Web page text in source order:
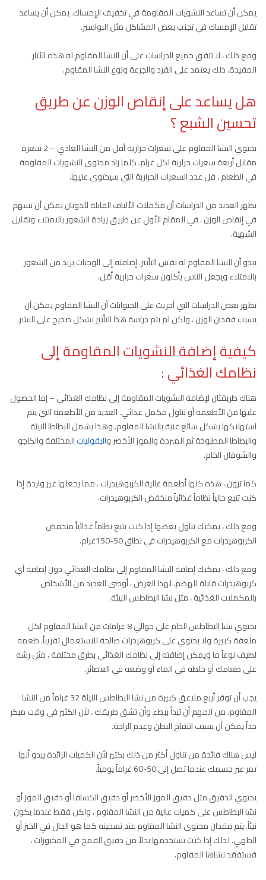
يمكن أن تساعد النشويات المقاومة في تخفيف الإمساك. يمكن أن يساعد
تقليل الإمساك في تجنب بعض المشاكل مثل البواسير.
ومع ذلك ، لا تتفق جميع الدراسات على أن النشا المقاوم له هذه الآثار
المفيدة. ذلك يعتمد على الفرد والجرعة ونوع النشا المقاوم.
هل يساعد على إنقاص الوزن عن طريق
تحسين الشبع؟
يحتوي النشا المقاوم على سعرات حرارية أقل من النشا العادي – 2 سعرة
مقابل أربعة سعرات حرارية لكل غرام. كلما زاد محتوى النشويات المقاومة
في الطعام ، قل عدد السعرات الحرارية التي سيحتوي عليها.
تظهر العديد من الدراسات أن مكملات الألياف القابلة للذوبان يمكن أن تسهم
في إنقاص الوزن ، في المقام الأول عن طريق زيادة الشعور بالامتلاء وتقليل
الشهية.
يبدو أن النشا المقاوم له نفس التأثير. إضافته إلى الوجبات يزيد من الشعور
بالامتلاء ويجعل الناس يأكلون سعرات حرارية أقل.
تظهر بعض الدراسات التي أجريت على الحيوانات أن النشا المقاوم يمكن أن
يسبب فقدان الوزن ، ولكن لم يتم دراسة هذا التأثير بشكل صحيح على البشر.
كيفية إضافة النشويات المقاومة إلى
نظامك الغذائي :
هناك طريقتان لإضافة النشويات المقاومة إلى نظامك الغذائي – إما الحصول
عليها من الأطعمة أو تناول مكمل غذائي. العديد من الأطعمة التي يتم
استهلاكها بشكل شائع غنية بالنشا المقاوم. وهذا يشمل البطاطا النيئة
والبطاطا المطبوخة ثم المبردة والموز الأخضر والبقولياتالمختلفة والكاجو
والشوفان الخام.
كما ترون ، هذه كلها أطعمة عالية الكربوهيدرات ، مما يجعلها غير واردة إذا
كنت تتبع حالياً نظاماً غذائياً منخفض الكربوهيدرات.
ومع ذلك ، يمكنك تناول بعضها إذا كنت تتبع نظاماً غذائياً منخفض
الكربوهيدرات مع الكربوهيدرات في نطاق 50-150غرام.
ومع ذلك ، يمكنك إضافة النشا المقاوم إلى نظامك الغذائي دون إضافة أي
كربوهيدرات قابلة للهضم. لهذا الغرض ، أوصى العديد من الأشخاص
بالمكملات الغذائية ، مثل نشا البطاطس النيئة.
يحتوي نشا البطاطس الخام على حوالي 8 غرامات من النشا المقاوم لكل
ملعقة كبيرة ولا يحتوي على كربوهيدرات صالحة للاستعمال تقريباً. طعمه
لطيف نوعاً ما ويمكن إضافته إلى نظامك الغذائي بطرق مختلفة ، مثل رشه
على طعامك أو خلطه في الماء أو وضعه في العصائر.
يجب أن توفر أربع ملاعق كبيرة من نشا البطاطس النيئة 32 غراماً من النشا
المقاوم. من المهم أن تبدأ ببطء وأن تشق طريقك ، لأن الكثير في وقت مبكر
جداً يمكن أن يسبب انتفاخ البطن وعدم الراحة.
ليس هناك فائدة من تناول أكثر من ذلك بكثير لأن الكميات الزائدة يبدو أنها
تمر عبر جسمك عندما تصل إلى 50-60 غراماً يومياً.
يحتوي الدقيق مثل دقيق الموز الأخضر أو دقيق الكسافا أو دقيق الموز أو
نشا البطاطس على كميات عالية من النشا المقاوم ، ولكن فقط عندما يكون
نيئاً. يتم فقدان محتوى النشا المقاوم عند تسخينه كما هو الحال في الخبز أو
الطهي. لذلك إذا كنت تستخدمها بدلاً من دقيق القمح في المخبوزات ،
فستفقد نشاها المقاوم.